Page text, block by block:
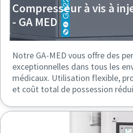
Compresseur à vis à
- GA MED
Notre GA-MED vous offre des
exceptionnelles dans tous les
médicaux. Utilisation flexible,
et coût total de possession